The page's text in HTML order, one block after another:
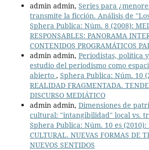
admin admin, Series para
transmite la ficción. Análisis de
Sphera Publica: Núm. 8 (2008):
RESPONSABLES: PANORAMA
CONTENIDOS PROGRAMÁTICOS
admin admin, Periodistas, política
estudio del periodismo como
abierto , Sphera Publica: Núm. 10
REALIDAD FRAGMENTADA.
DISCURSO MEDIÁTICO
admin admin, Dimensiones de
cultural: "intangibilidad" local vs.
Sphera Publica: Núm. 10 es (2010):
CULTURAL. NUEVAS FORMAS DE
NUEVOS SENTIDOS